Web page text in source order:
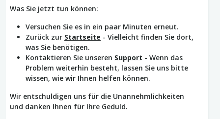
Was Sie jetzt tun können:
Versuchen Sie es in ein paar Minuten erneut.
Zurück zur Startseite - Vielleicht finden Sie dort,
was Sie benötigen.
Kontaktieren Sie unseren Support - Wenn das
Problem weiterhin besteht, lassen Sie uns bitte
wissen, wie wir Ihnen helfen können.
Wir entschuldigen uns für die Unannehmlichkeiten
und danken Ihnen für Ihre Geduld.